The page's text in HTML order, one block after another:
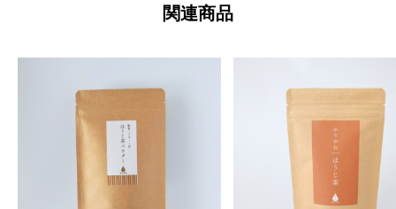
個
・
0
関連商品